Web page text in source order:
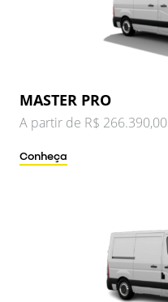
MASTER PRO
A partir de R$ 266.390,00
Conheça